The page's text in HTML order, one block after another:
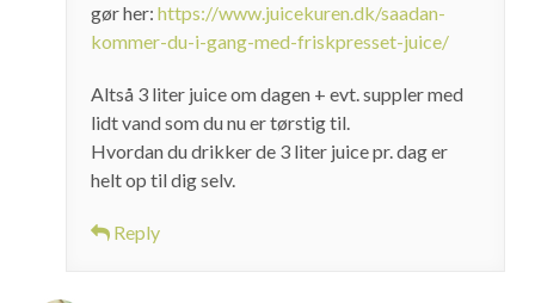
gør her: https://www.juicekuren.dk/saadan-
kommer-du-i-gang-med-friskpresset-juice/
Altså 3 liter juice om dagen + evt. suppler med
lidt vand som du nu er tørstig til.
Hvordan du drikker de 3 liter juice pr. dag er
helt op til dig selv.
Reply